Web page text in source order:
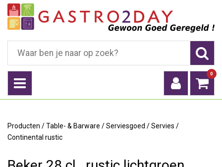
0
Producten /Table- & Barware /Serviesgoed /Servies /
Continental rustic